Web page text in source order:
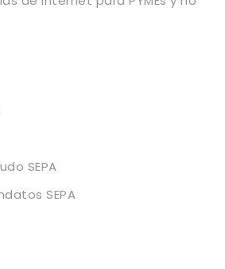
SEPA
SEPA